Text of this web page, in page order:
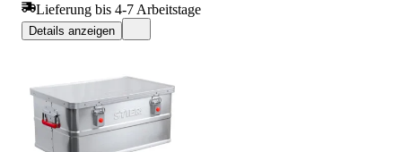
Lieferung bis 4-7 Arbeitstage
Details anzeigen